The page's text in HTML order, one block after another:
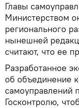
Главы
Министерством
регионального
нынешней
считают, что ее
Разработанное
об объединение
самоуправлений
Госконтролю,